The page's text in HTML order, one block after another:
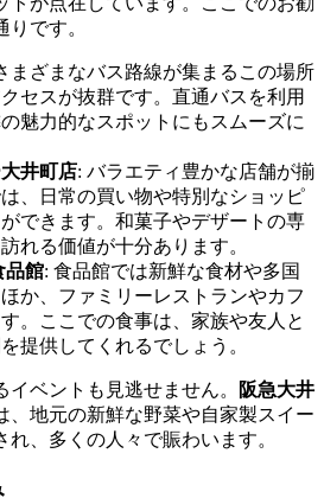
です。
まざまなバス路線が集まるこの場所
セスが抜群です。直通バスを利用
魅力的なスポットにもスムーズに
井町店: バラエティ豊かな店舗が揃
、日常の買い物や特別なショッピ
できます。和菓子やデザートの専
れる価値が十分あります。
品館: 食品館では新鮮な食材や多国
か、ファミリーレストランやカフ
。ここでの食事は、家族や友人と
提供してくれるでしょう。
ベントも見逃せません。
阪急大井
、地元の新鮮な野菜や自家製スイー
、多くの人々で賑わいます。